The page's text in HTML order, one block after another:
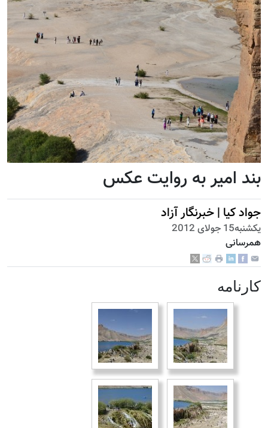
بند امیر به روایت عکس
جواد کیا | خبرنگار آزاد
يكشنبه15 جولای 2012
همرسانی
كارنامه